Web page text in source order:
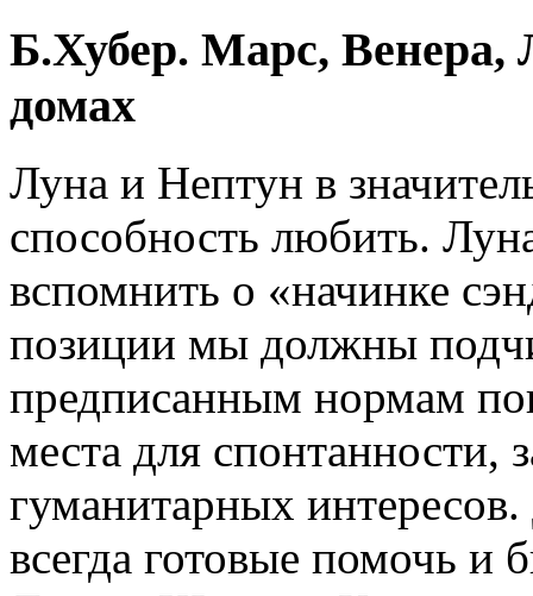
Б.Хубер. Марс, Венера,
домах
Луна и Нептун в
способность любить.
вспомнить о «начинке
позиции мы должны
предписанным нормам
места для
гуманитарных
всегда готовые помочь и